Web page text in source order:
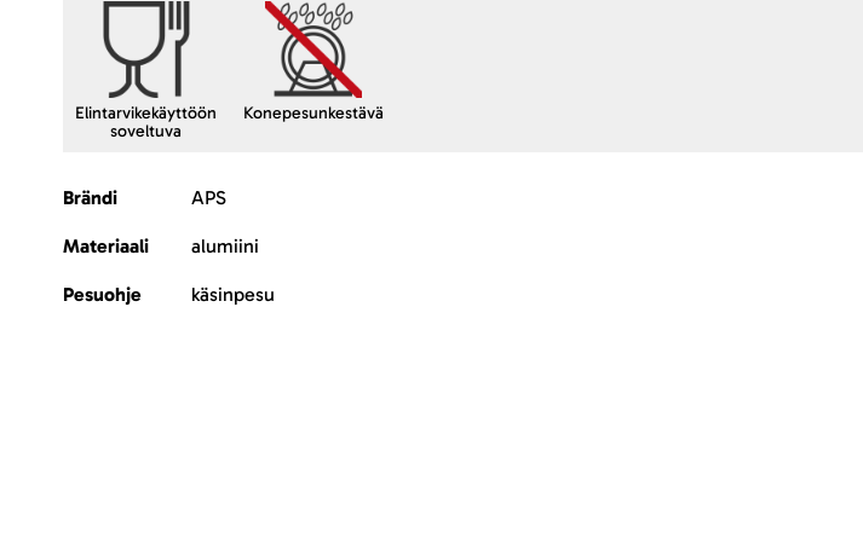
Elintarvikekäyttöön
soveltuva
Konepesunkestävä
Lisätietoja
Brändi APS
Materiaali alumiini
Pesuohje käsinpesu